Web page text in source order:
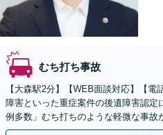
むち打ち事故
【大森駅2分】【WEB面談対応】【
障害といった重症案件の後遺障害認定
例多数」むち打ちのような軽微な事故
の重症事故まで、事故の規模に関わら